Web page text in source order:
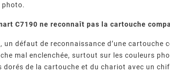
photo.
C7190 ne reconnaît pas la cartouche
un défaut de reconnaissance d’une cartouche
mal enclenchée, surtout sur les couleurs
de la cartouche et du chariot avec un